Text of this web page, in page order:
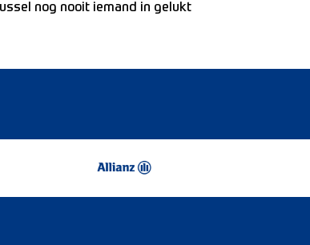
nog nooit iemand in gelukt